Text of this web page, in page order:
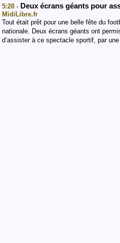
5:28 - Deux écrans géants pour
MidiLibre.fr
Tout était prêt pour une belle fête du
nationale. Deux écrans géants ont
d’assister à ce spectacle sportif, par